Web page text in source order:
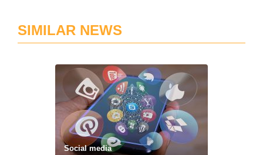
SIMILAR NEWS
Social media